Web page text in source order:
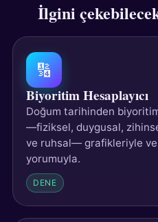
İlgini
🔢
Biyoritim Hesaplayıcı
Doğum tarihinden
—fiziksel, duygusal,
ve ruhsal— grafikleriyle ve
yorumuyla.
DENE